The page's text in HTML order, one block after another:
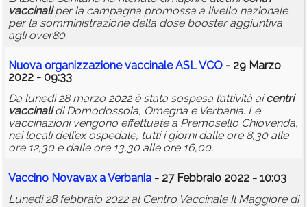
vaccinaliper la campagna promossa a livello nazionale
per la somministrazione della dose booster aggiuntiva
agli over80.
Nuova organizzazione vaccinale ASL VCO - 29 Marzo
2022 - 09:33
Da lunedì 28 marzo 2022 è stata sospesa l’attività aicentri
vaccinalidi Domodossola, Omegna e Verbania. Le
vaccinazioni vengono effettuate a Premosello Chiovenda,
nei locali dell’ex ospedale, tutti i giorni dalle ore 8,30 alle
ore 12,30 e dalle ore 13,30 alle ore 16,00.
Vaccino Novavax a Verbania - 27 Febbraio 2022 - 10:03
Lunedì 28 febbraio 2022 al Centro Vaccinale Il Maggiore di